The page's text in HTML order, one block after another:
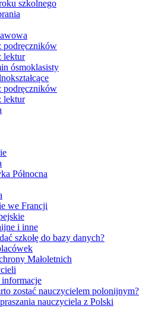
szkolnego
podręczników
lektur
ósmoklasisty
podręczników
lektur
Północna
we Francji
i inne
szkołę do bazy danych?
Małoletnich
zostać nauczycielem polonijnym?
nauczyciela z Polski